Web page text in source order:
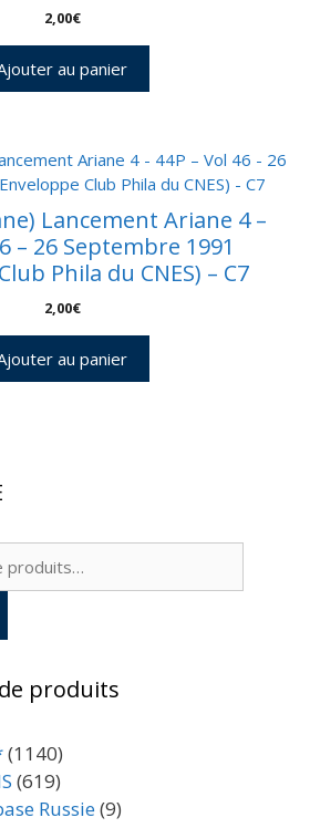
2,00€
au panier
Lancement Ariane 4 –
– 26 Septembre 1991
Phila du CNES) – C7
2,00€
au panier
produits
(1140)
(619)
Russie(9)